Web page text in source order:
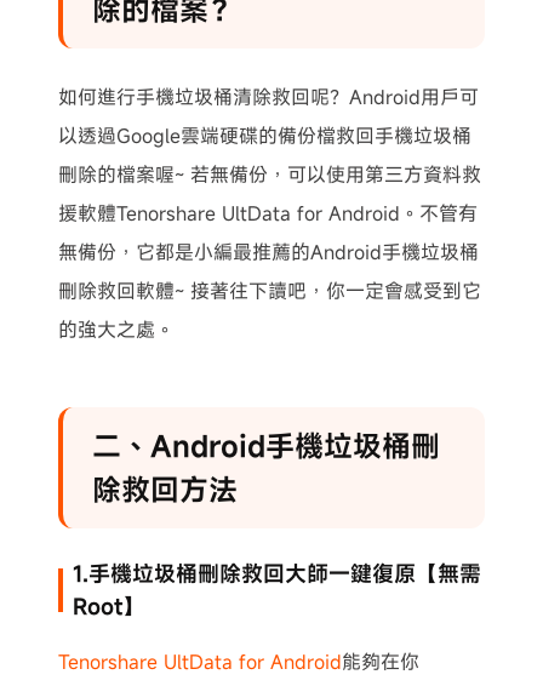
除的檔案？
如何進行手機垃圾桶清除救回呢？Android用戶可
以透過Google雲端硬碟的備份檔救回手機垃圾桶
刪除的檔案喔~ 若無備份，可以使用第三方資料救
援軟體Tenorshare UltData for Android。不管有
無備份，它都是小編最推薦的Android手機垃圾桶
刪除救回軟體~ 接著往下讀吧，你一定會感受到它
的強大之處。
二、Android手機垃圾桶刪
除救回方法
1.手機垃圾桶刪除救回大師一鍵復原【無需
Root】
Tenorshare UltData for Android能夠在你